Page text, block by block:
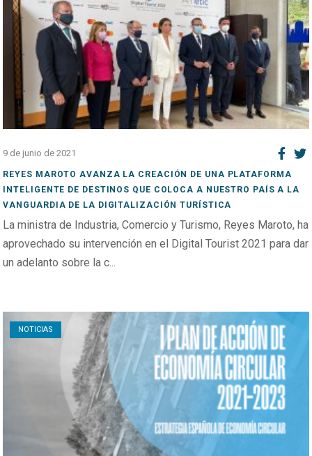
9 de junio de 2021
REYES MAROTO AVANZA LA CREACIÓN DE UNA PLATAFORMA
INTELIGENTE DE DESTINOS QUE COLOCA A NUESTRO PAÍS A LA
VANGUARDIA DE LA DIGITALIZACIÓN TURÍSTICA
La ministra de Industria, Comercio y Turismo, Reyes Maroto, ha
aprovechado su intervención en el Digital Tourist 2021 para dar
un adelanto sobre la c...
NOTICIAS
Open post